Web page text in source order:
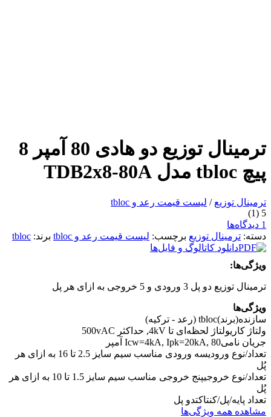
ترمینال توزیع دو هادی 80 آمپر 8
پیچ tbloc مدل TDB2x8-80A
ترمینال توزیع / لیست قیمت رعد و tbloc
5
(1)
1 دیدگاه‌ها
دسته: ترمینال توزیع برچسب: لیست قیمت رعد و tbloc برند: tbloc
دانلود کاتالوگ و فایل‌ها
ویژگی‌ها:
ترمینال توزیع دو پل 3 ورودی و 5 خروجی به ازای هر پل
ویژگی‌ها
سازنده(برند)tbloc (رعد - ترکیه)
ولتاژ کاریولتاژ لحظه‌ای تا 4kV, حداکثر 500vAC
جریان نامیIcw=4kA, Ipk=20kA, 80 آمپر
تعداد/نوع ورودی
سه ورودی مناسب سیم سایز 2.5 تا 16 به ازای هر
پُل
تعداد/نوع خروجی
پنج خروجی مناسب سیم سایز 1.5 تا 10 به ازای هر
پُل
تعداد پایه/پل/کنتاکتدو پل
مشاهده همه ویژگی‌ها